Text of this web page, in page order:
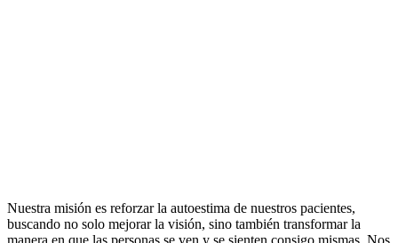
Nuestra misión es reforzar la autoestima de nuestros pacientes,
buscando no solo mejorar la visión, sino también transformar la